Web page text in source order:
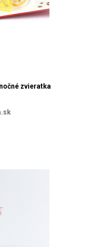
zvieratka